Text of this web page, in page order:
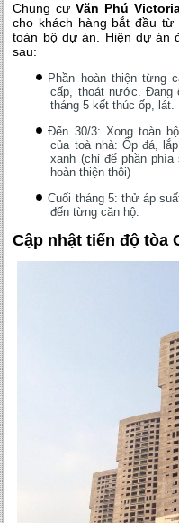
Chung cưVăn Phú
cho khách hàng bắt đầu
toàn bộ dự án. Hiện dự án
sau:
Phần hoàn thiện từng
cấp, thoát nước. Đang
tháng 5 kết thúc ốp, lát.
Đến 30/3: Xong toàn
của toà nhà: Ốp đá,
xanh (chỉ để phần
hoàn thiện thôi)
Cuối tháng 5: thử áp
đến từng căn hộ.
Cập nhật tiến độ tòa